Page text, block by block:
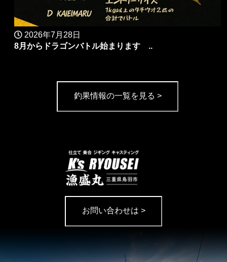
2026年7月28日
8月からドラゴンバトル始まります ..
釣果情報の一覧を見る >
お問い合わせは >